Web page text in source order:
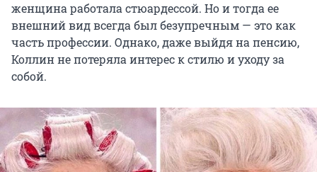
женщина работала стюардессой. Но и тогда ее
внешний вид всегда был безупречным — это как
часть профессии. Однако, даже выйдя на пенсию,
Коллин не потеряла интерес к стилю и уходу за
собой.